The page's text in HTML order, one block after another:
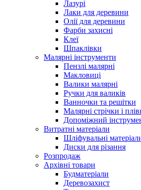
Лазурі
Лаки для деревини
Олії для деревини
Фарби захисні
Клеї
Шпаклівки
Малярні інструменти
Пензлі малярні
Макловиці
Валики малярні
Ручки для валиків
Ванночки та решітки
Малярні стрічки і
Допоміжний
Витратні матеріали
Шліфувальні
Диски для різання
Розпродаж
Архівні товари
Будматеріали
Деревозахист